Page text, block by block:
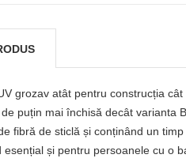
grozav atât pentru construcția
puțin mai închisă decât varianta
fibră de sticlă și conținând un
esențial și pentru persoanele cu o